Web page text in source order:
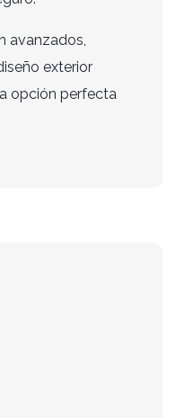
avanzados,
exterior
opción perfecta